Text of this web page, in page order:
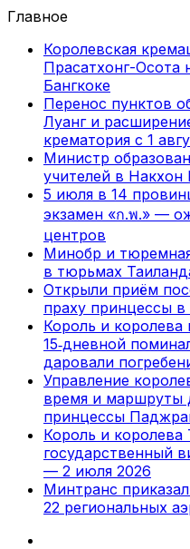
Главное
Королевская
Прасатхонг-Осота
Бангкоке
Перенос пунктов
Луанг и
крематория с 1
Министр
учителей в Накхон
5 июля в 14
экзамен «ก.พ.» —
центров
Минобр и
в тюрьмах
Открыли приём
праху принцессы в
Король и королева
15‑дневной
даровали
Управление
время и маршруты
принцессы
Король и
государственный
— 2 июля 2026
Минтранс
22 региональных